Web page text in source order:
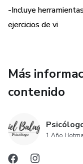
-Incluye
ejercicios de vi
Más
contenido
1 Año